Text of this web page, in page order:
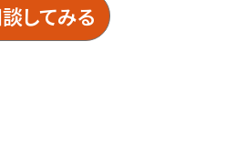
してみる